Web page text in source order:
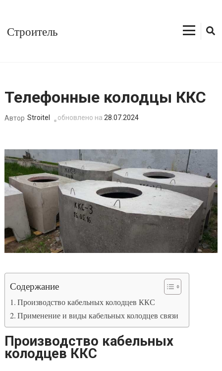
содержимому
Строитель
Телефонные колодцы ККС
Автор Stroitel обновлено на 28.07.2024
Содержание
Производство кабельных колодцев ККС
Применение и виды кабельных колодцев связи
Производство кабельных
колодцев ККС